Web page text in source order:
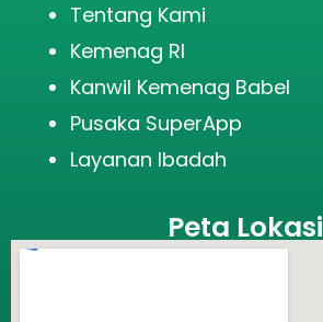
Tentang Kami
Kemenag RI
Kanwil Kemenag Babel
Pusaka SuperApp
Layanan Ibadah
Peta Lokasi